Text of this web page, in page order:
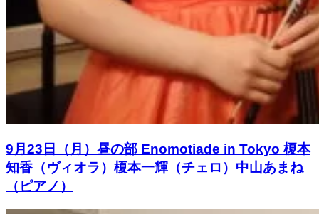
9月23日（月）昼の部 Enomotiade in Tokyo 榎本
知香（ヴィオラ）榎本一輝（チェロ）中山あまね
（ピアノ）